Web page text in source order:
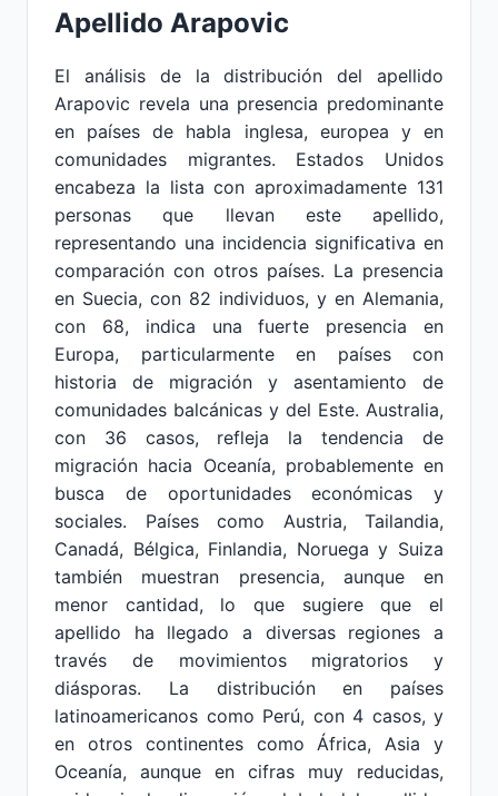
Apellido Arapovic
El análisis de la distribución del apellido
Arapovic revela una presencia predominante
en países de habla inglesa, europea y en
comunidades migrantes. Estados Unidos
encabeza la lista con aproximadamente 131
personas que llevan este apellido,
representando una incidencia significativa en
comparación con otros países. La presencia
en Suecia, con 82 individuos, y en Alemania,
con 68, indica una fuerte presencia en
Europa, particularmente en países con
historia de migración y asentamiento de
comunidades balcánicas y del Este. Australia,
con 36 casos, refleja la tendencia de
migración hacia Oceanía, probablemente en
busca de oportunidades económicas y
sociales. Países como Austria, Tailandia,
Canadá, Bélgica, Finlandia, Noruega y Suiza
también muestran presencia, aunque en
menor cantidad, lo que sugiere que el
apellido ha llegado a diversas regiones a
través de movimientos migratorios y
diásporas. La distribución en países
latinoamericanos como Perú, con 4 casos, y
en otros continentes como África, Asia y
Oceanía, aunque en cifras muy reducidas,